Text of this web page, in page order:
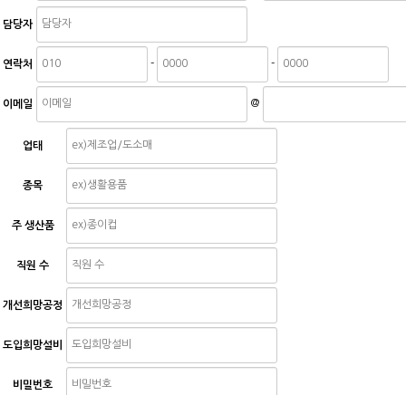
담당자
연락처 - -
이메일 @
업태
종목
주 생산품
직원 수
개선희망공정
도입희망설비
비밀번호